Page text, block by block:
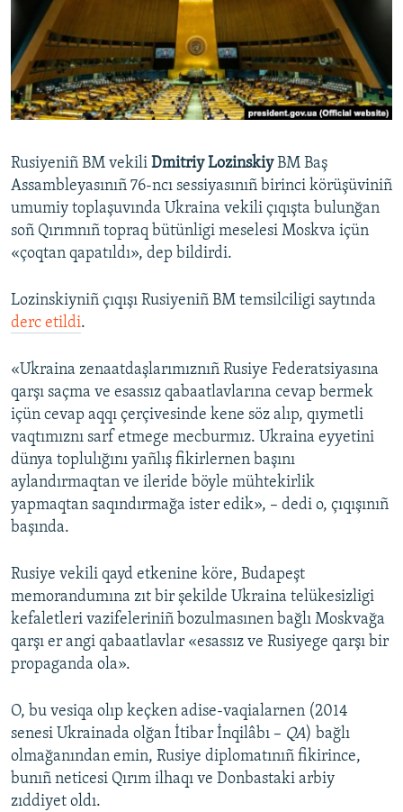
Русский
Українською
QOŞULIÑIZ!
RFE/RS bütün saytları
Rusiyeniñ BM vekili Dmitriy LozinskiyBM Baş
Assambleyasınıñ 76-ncı sessiyasınıñ birinci körüşüviniñ
umumiy toplaşuvında Ukraina vekili çıqışta bulunğan
soñ Qırımnıñ topraq bütünligi meselesi Moskva içün
«çoqtan qapatıldı», dep bildirdi.
Lozinskiyniñ çıqışı Rusiyeniñ BM temsilciligi saytında
derc etildi.
«Ukraina zenaatdaşlarımıznıñ Rusiye Federatsiyasına
qarşı saçma ve esassız qabaatlavlarına cevap bermek
içün cevap aqqı çerçivesinde kene söz alıp, qıymetli
vaqtımıznı sarf etmege mecburmız. Ukraina eyyetini
dünya toplulığını yañlış fikirlernen başını
aylandırmaqtan ve ileride böyle mühtekirlik
yapmaqtan saqındırmağa ister edik», – dedi o, çıqışınıñ
başında.
Rusiye vekili qayd etkenine köre, Budapeşt
memorandumına zıt bir şekilde Ukraina telükesizligi
kefaletleri vazifeleriniñ bozulmasınen bağlı Moskvağa
qarşı er angi qabaatlavlar «esassız ve Rusiyege qarşı bir
propaganda ola».
O, bu vesiqa olıp keçken adise-vaqialarnen (2014
senesi Ukrainada olğan İtibar İnqilâbı – QA) bağlı
olmağanından emin, Rusiye diplomatınıñ fikirince,
bunıñ neticesi Qırım ilhaqı ve Donbastaki arbiy
zıddiyet oldı.